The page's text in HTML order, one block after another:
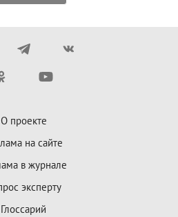
О проекте
на сайте
в журнале
эксперту
Глоссарий